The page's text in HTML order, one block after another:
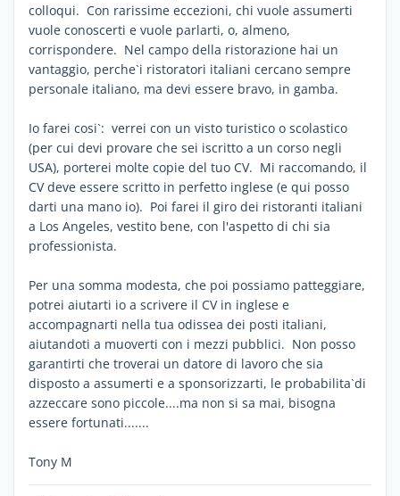
colloqui. Con rarissime eccezioni, chi vuole assumerti
vuole conoscerti e vuole parlarti, o, almeno,
corrispondere. Nel campo della ristorazione hai un
vantaggio, perche`i ristoratori italiani cercano sempre
personale italiano, ma devi essere bravo, in gamba.
Io farei cosi`: verrei con un visto turistico o scolastico
(per cui devi provare che sei iscritto a un corso negli
USA), porterei molte copie del tuo CV. Mi raccomando, il
CV deve essere scritto in perfetto inglese (e qui posso
darti una mano io). Poi farei il giro dei ristoranti italiani
a Los Angeles, vestito bene, con l'aspetto di chi sia
professionista.
Per una somma modesta, che poi possiamo patteggiare,
potrei aiutarti io a scrivere il CV in inglese e
accompagnarti nella tua odissea dei posti italiani,
aiutandoti a muoverti con i mezzi pubblici. Non posso
garantirti che troverai un datore di lavoro che sia
disposto a assumerti e a sponsorizzarti, le probabilita`di
azzeccare sono piccole....ma non si sa mai, bisogna
essere fortunati.......
Tony M